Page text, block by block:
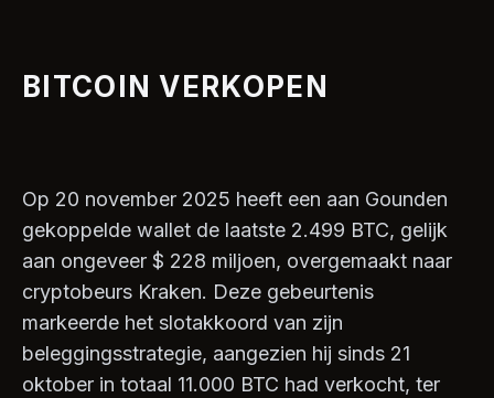
BITCOIN VERKOPEN
Op 20 november 2025 heeft een aan Gounden
gekoppelde wallet de laatste 2.499 BTC, gelijk
aan ongeveer $ 228 miljoen, overgemaakt naar
cryptobeurs Kraken. Deze gebeurtenis
markeerde het slotakkoord van zijn
beleggingsstrategie, aangezien hij sinds 21
oktober in totaal 11.000 BTC had verkocht, ter